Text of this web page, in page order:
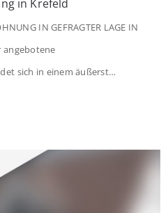
in Krefeld
IN GEFRAGTER LAGE IN
angebotene
sich in einem äußerst
Ausstattung, die
stilvollen Ambiente